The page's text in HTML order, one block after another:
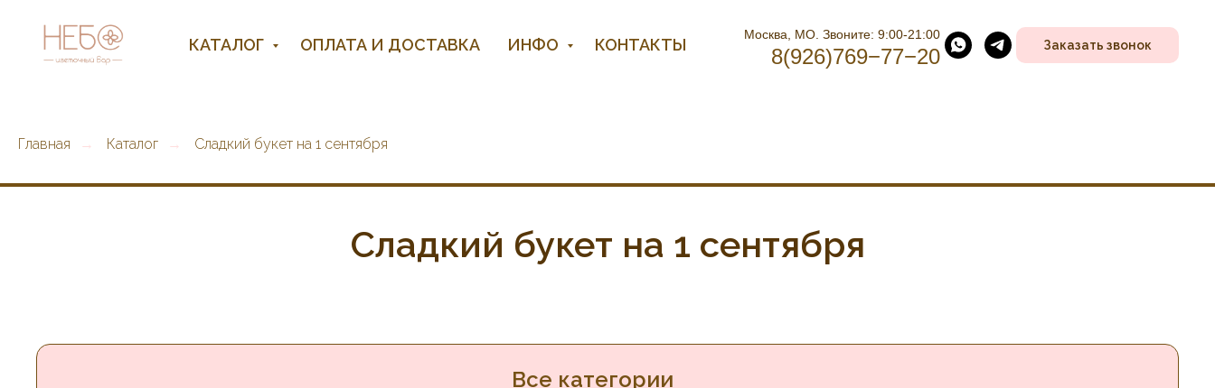
КАТАЛОГ ОПЛАТА И ДОСТАВКА ИНФО КОНТАКТЫ
Москва, МО. Звоните: 9:00-21:00
8(926)769−77−20 Заказать звонок
Главная → Каталог → Сладкий букет на 1 сентября
Сладкий букет на 1 сентября
Все категории